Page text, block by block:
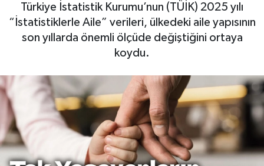
Türkiye İstatistik Kurumu’nun (TÜİK) 2025 yılı
“İstatistiklerle Aile” verileri, ülkedeki aile yapısının
son yıllarda önemli ölçüde değiştiğini ortaya
koydu.
Otovitrin
Magazin
Gayrimenkul
Haber Arşivi